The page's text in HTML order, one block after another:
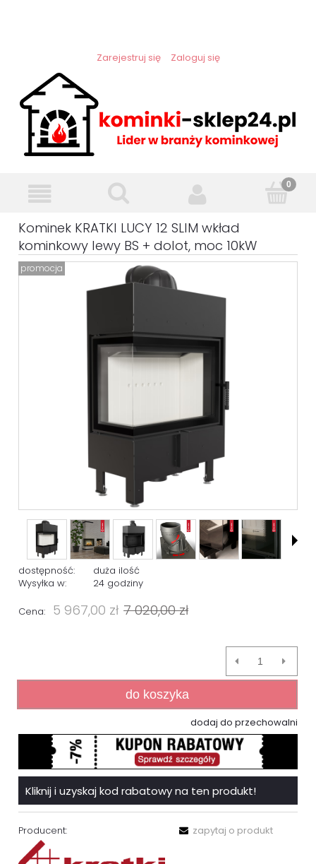
Zarejestruj się Zaloguj się
Kominek KRATKI LUCY 12 SLIM wkład
kominkowy lewy BS + dolot, moc 10kW
promocja
dostępność:
duża ilość
Wysyłka w:
24 godziny
Cena: 5 967,00 zł 7 020,00 zł
do koszyka
dodaj do przechowalni
Kliknij i uzyskaj kod rabatowy na ten produkt!
Producent: zapytaj o produkt